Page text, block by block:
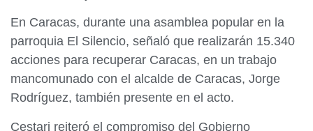
En Caracas, durante una asamblea popular en la
parroquia El Silencio, señaló que realizarán 15.340
acciones para recuperar Caracas, en un trabajo
mancomunado con el alcalde de Caracas, Jorge
Rodríguez, también presente en el acto.
Cestari reiteró el compromiso del Gobierno